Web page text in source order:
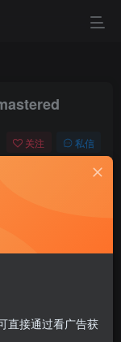
关注 私信
群星了
，涉及较多
直接通过看广告获